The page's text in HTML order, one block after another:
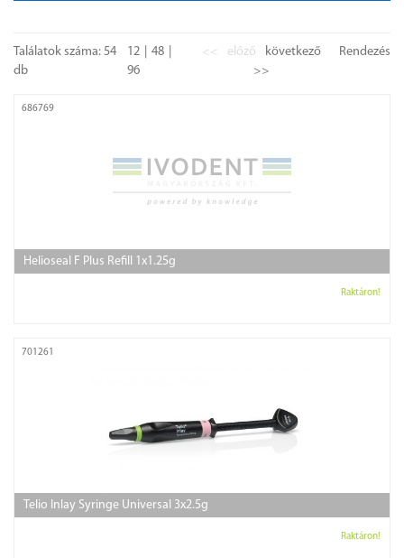
Találatok száma: 54
db
12
48
96
<< előző
következő
>>
Rendezés
686769
Helioseal F Plus Refill 1x1.25g
Raktáron!
701261
Telio Inlay Syringe Universal 3x2.5g
Raktáron!